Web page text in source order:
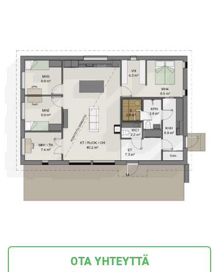
OTA YHTEYTTÄ